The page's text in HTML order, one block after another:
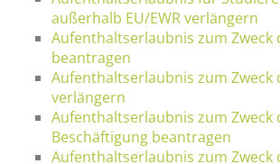
außerhalb EU/EWR verlängern
Aufenthaltserlaubnis zum Zweck
beantragen
Aufenthaltserlaubnis zum Zweck
verlängern
Aufenthaltserlaubnis zum Zweck
Beschäftigung beantragen
Aufenthaltserlaubnis zum Zweck